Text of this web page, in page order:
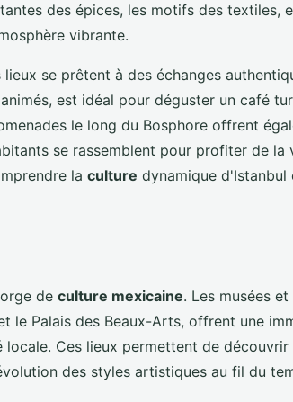
des épices, les motifs des textiles,
vibrante.
se prêtent à des échanges
est idéal pour déguster un café
le long du Bosphore offrent
se rassemblent pour profiter de la
la culture dynamique d'Istanbul
de culture mexicaine. Les musées
le Palais des Beaux-Arts, offrent une
Ces lieux permettent de
des styles artistiques au fil du